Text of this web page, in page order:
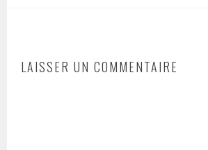
LAISSER UN COMMENTAIRE